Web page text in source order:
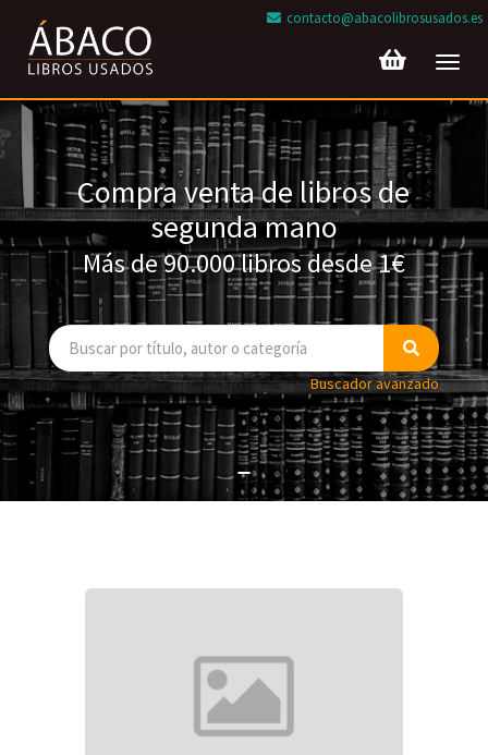
contacto@abacolibrosusados.es
Compra venta de libros de
segunda mano
Más de 90.000 libros desde 1€
Buscador avanzado